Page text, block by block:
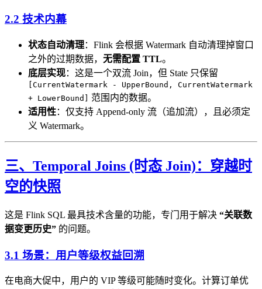
2.2 技术内幕
状态自动清理：Flink 会根据 Watermark 自动清理掉窗口
之外的过期数据， 无需配置 TTL。
底层实现：这是一个双流 Join，但 State 只保留
[CurrentWatermark - UpperBound, CurrentWatermark
+ LowerBound]
范围内的数据。
适用性：仅支持 Append-only 流（追加流），且必须定
义 Watermark。
三、Temporal Joins (时态 Join)：穿越时
空的快照
这是 Flink SQL 最具技术含量的功能，专门用于解决 “关联数
据变更历史” 的问题。
3.1 场景：用户等级权益回溯
在电商大促中，用户的 VIP 等级可能随时变化。计算订单优